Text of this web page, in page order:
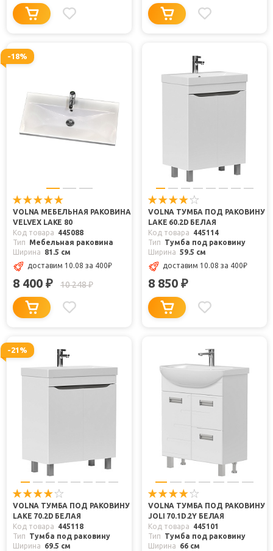
-18%
VOLNA МЕБЕЛЬНАЯ РАКОВИНА
VELVEX LAKE 80
Код товара
445088
Тип
Мебельная раковина
Ширина
81.5 см
доставим 10.08 за 400₽
8 400 ₽ 10 248₽
VOLNA ТУМБА ПОД РАКОВИНУ
LAKE 60.2D БЕЛАЯ
Код товара
445114
Тип
Тумба под раковину
Ширина 59.5 см
доставим 10.08 за 400₽
8 850 ₽
-21%
VOLNA ТУМБА ПОД РАКОВИНУ
LAKE 70.2D БЕЛАЯ
Код товара
445118
Тип
Тумба под раковину
Ширина
69.5 см
VOLNA ТУМБА ПОД РАКОВИНУ
JOLI 70.1D.2Y БЕЛАЯ
Код товара
445101
Тип
Тумба под раковину
Ширина
66 см